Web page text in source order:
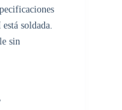
soldada.
sin